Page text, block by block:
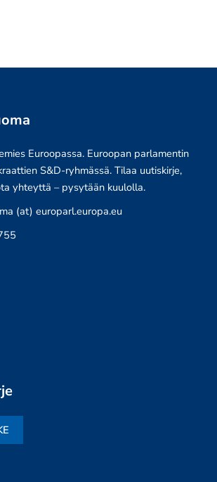
Euroopassa. Euroopan parlamentin
S&D-ryhmässä. Tilaa uutiskirje,
yhteyttä – pysytään kuulolla.
(at) europarl.europa.eu